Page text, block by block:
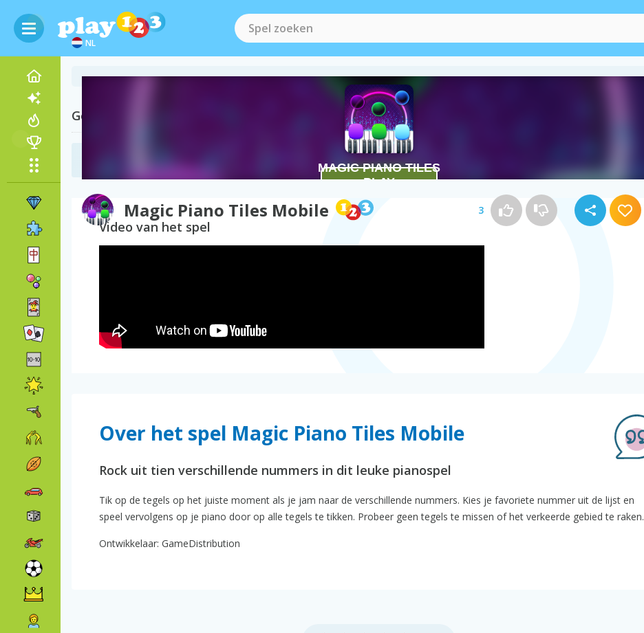
NL
Magic Piano Tiles Mobile 3
Gerelateerde Categorieën
Video van het spel
Over het spel Magic Piano Tiles Mobile
Rock uit tien verschillende nummers in dit leuke pianospel
Tik op de tegels op het juiste moment als je jam naar de verschillende nummers. Kies je favoriete nummer uit de lijst en
speel vervolgens op je piano door op alle tegels te tikken. Probeer geen tegels te missen of het verkeerde gebied te raken.
Ontwikkelaar: GameDistribution